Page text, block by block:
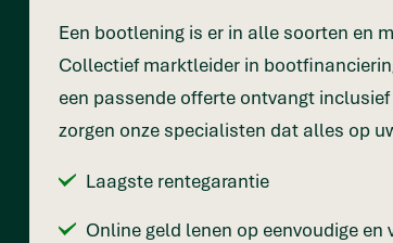
Een bootlening is er in alle soorten en
Collectief marktleider in
een passende offerte ontvangt
zorgen onze specialisten dat alles op
Laagste rentegarantie
Online geld lenen op eenvoudige en